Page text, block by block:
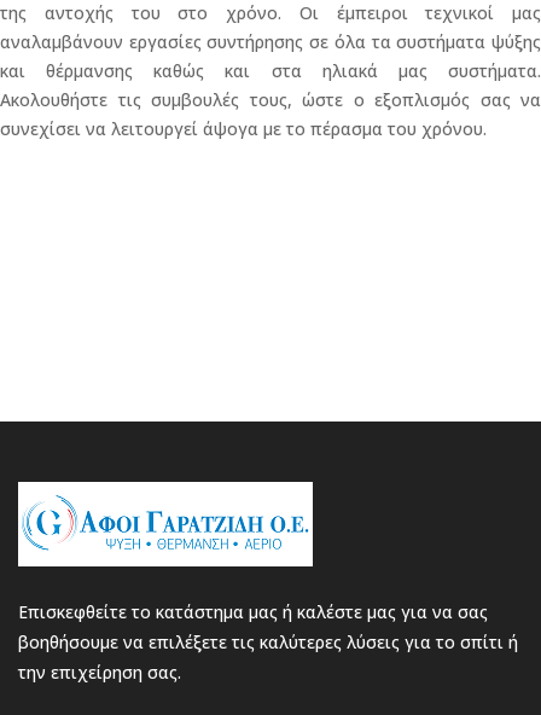
της αντοχής του στο χρόνο. Οι έμπειροι τεχνικοί μας
αναλαμβάνουν εργασίες συντήρησης σε όλα τα συστήματα ψύξης
και θέρμανσης καθώς και στα ηλιακά μας συστήματα.
Ακολουθήστε τις συμβουλές τους, ώστε ο εξοπλισμός σας να
συνεχίσει να λειτουργεί άψογα με το πέρασμα του χρόνου.
Επισκεφθείτε το κατάστημα μας ή καλέστε μας για να σας
βοηθήσουμε να επιλέξετε τις καλύτερες λύσεις για το σπίτι ή
την επιχείρηση σας.